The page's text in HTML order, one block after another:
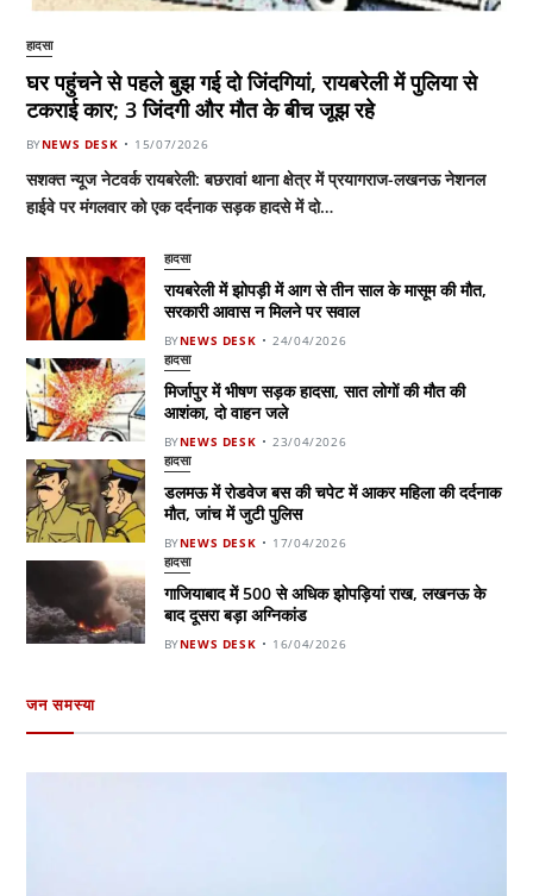
हादसा
घर पहुंचने से पहले बुझ गई दो जिंदगियां, रायबरेली में पुलिया से
टकराई कार; 3 जिंदगी और मौत के बीच जूझ रहे
BYNEWS DESK 15/07/2026
सशक्त न्यूज नेटवर्क रायबरेली: बछरावां थाना क्षेत्र में प्रयागराज-लखनऊ नेशनल
हाईवे पर मंगलवार को एक दर्दनाक सड़क हादसे में दो…
हादसा
रायबरेली में झोपड़ी में आग से तीन साल के मासूम की मौत,
सरकारी आवास न मिलने पर सवाल
BYNEWS DESK 24/04/2026
हादसा
मिर्जापुर में भीषण सड़क हादसा, सात लोगों की मौत की
आशंका, दो वाहन जले
BYNEWS DESK 23/04/2026
हादसा
डलमऊ में रोडवेज बस की चपेट में आकर महिला की दर्दनाक
मौत, जांच में जुटी पुलिस
BYNEWS DESK 17/04/2026
हादसा
गाजियाबाद में 500 से अधिक झोपड़ियां राख, लखनऊ के
बाद दूसरा बड़ा अग्निकांड
BYNEWS DESK 16/04/2026
जन समस्या